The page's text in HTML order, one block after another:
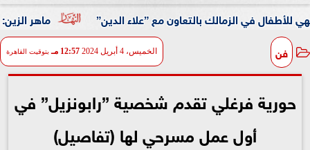
ماهر الزين: 25 حافلة تُعيد 1250 سودانيًا ضمن الفوج الـ41.. والالتزام بوثائق السفر عزز انسيابية العودة الطوعية بالتعاون مع ”علاء الدين”
فن الخميس، 4 أبريل 2024 12:57 مـ بتوقيت القاهرة
حورية فرغلي تقدم شخصية ”رابونزيل” في
أول عمل مسرحي لها (تفاصيل)